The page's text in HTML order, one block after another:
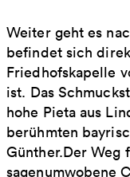
Weiter geht es
befindet sich
Friedhofskapelle
ist. Das
hohe Pieta aus
berühmten
Günther.Der Weg
sagenumwobene